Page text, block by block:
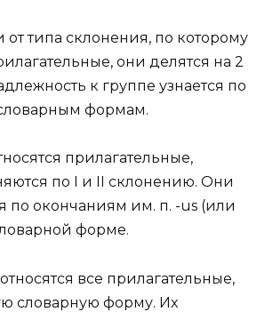
от типа склонения, по которому
они делятся на 2
к группе узнается по
формам.
прилагательные,
по I и II склонению. Они
по окончаниям им. п. -us (или
форме.
все прилагательные,
словарную форму. Их